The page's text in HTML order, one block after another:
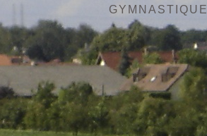
GYMNASTIQUE